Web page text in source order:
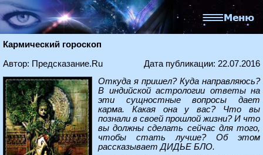
Кармический гороскоп
Автор: Предсказание.Ru
Дата публикации: 22.07.2016
Откуда я пришел? Куда направляюсь?
В индийской астрологии ответы на
эти сущностные вопросы дает
карма. Какая она у вас? Что вы
познали в своей прошлой жизни? И что
вы должны сделать сейчас для того,
чтобы стать лучше? Об этом
рассказывает ДИДЬЕ БЛО.